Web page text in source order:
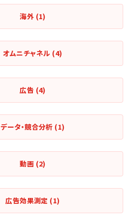
海外 (1)
オムニチャネル (4)
広告 (4)
データ・競合分析 (1)
動画 (2)
広告効果測定 (1)